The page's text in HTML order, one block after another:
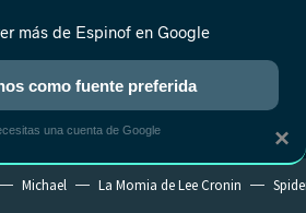
NUEVO
REALITY ANIME RANKINGS CINE
Michael La Momia de Lee Cronin
×
más de Espinof en Google
como fuente preferida
una cuenta de Google